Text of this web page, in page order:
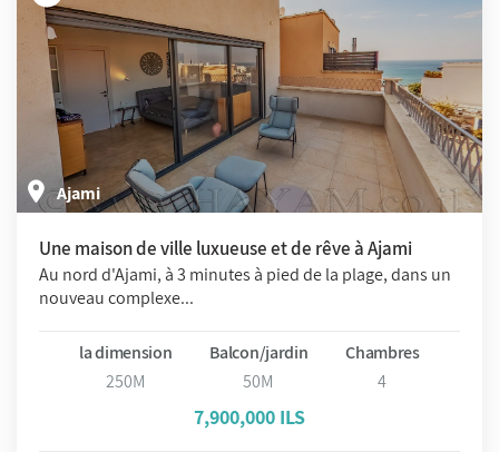
Ajami
Une maison de ville luxueuse et de rêve à Ajami
Au nord d'Ajami, à 3 minutes à pied de la plage, dans un
nouveau complexe...
la dimension
250M
Balcon/jardin
50M
Chambres
4
7,900,000 ILS